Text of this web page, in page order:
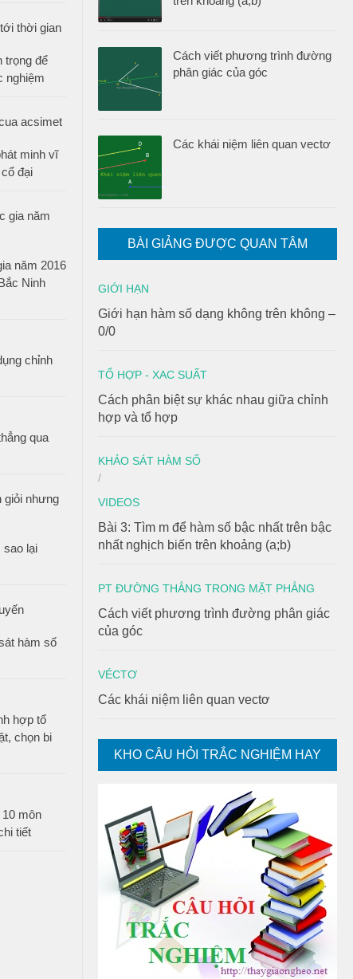
Cách viết phương trình đường
phân giác của góc
Các khái niệm liên quan vectơ
BÀI GIẢNG ĐƯỢC QUAN TÂM
GIỚI HẠN
Giới hạn hàm số dạng không trên không –
0/0
TỔ HỢP - XAC SUẤT
Cách phân biệt sự khác nhau giữa chỉnh
hợp và tổ hợp
KHẢO SÁT HÀM SỐ
/
VIDEOS
Bài 3: Tìm m để hàm số bậc nhất trên bậc
nhất nghịch biến trên khoảng (a;b)
PT ĐƯỜNG THẲNG TRONG MẶT PHẲNG
Cách viết phương trình đường phân giác
của góc
VÉCTƠ
Các khái niệm liên quan vectơ
KHO CÂU HỎI TRẮC NGHIỆM HAY
trọng để
nghiệm
minh vĩ
đại
năm 2016
Ninh
chỉnh
qua
sao lại
hàm số
hợp tổ
chọn bi
môn
tiết